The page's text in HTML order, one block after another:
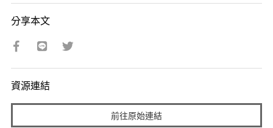
分享本文
資源連結
前往原始連結